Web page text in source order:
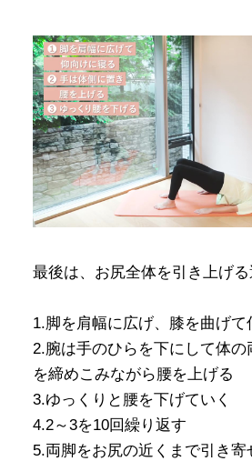
最後は、お尻全体を引き上げる
1.脚を肩幅に広げ、膝を曲げて
2.腕は手のひらを下にして体
を締めこみながら腰を上げる
3.ゆっくりと腰を下げていく
4.2～3を10回繰り返す
5.両脚をお尻の近くまで引き寄